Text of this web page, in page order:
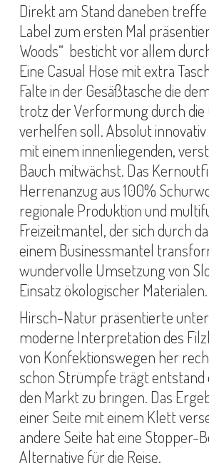
Direkt am Stand daneben
Label zum ersten Mal
Woods“ besticht vor allem
Eine Casual Hose mit extra
Falte in der Gesäßtasche die
trotz der Verformung durch
verhelfen soll. Absolut
mit einem innenliegenden,
Bauch mitwächst. Das
Herrenanzug aus 100%
regionale Produktion und
Freizeitmantel, der sich durch
einem Businessmantel
wundervolle Umsetzung von
Einsatz ökologischer Materialen.
Hirsch-Natur präsentierte
moderne Interpretation des
von Konfektionswegen her
schon Strümpfe trägt entstand
den Markt zu bringen. Das
einer Seite mit einem Klett
andere Seite hat eine Stopper-
Alternative für die Reise.